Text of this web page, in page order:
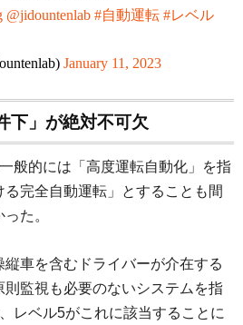
@jidountenlab #自動運転 #レベル
January 11, 2023
下」が絶対不可欠
般的には「高度運転自動化」を指
る完全自動運転」とすることも間
た。
車を含むドライバーが介在する
則監視も必要のないシステムを指
レベル5がこれに該当することに